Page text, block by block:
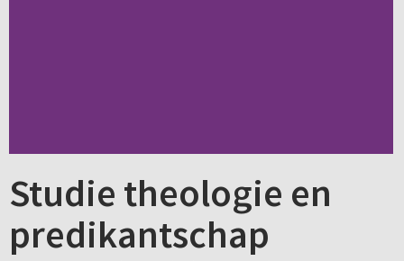
Studie theologie en
predikantschap